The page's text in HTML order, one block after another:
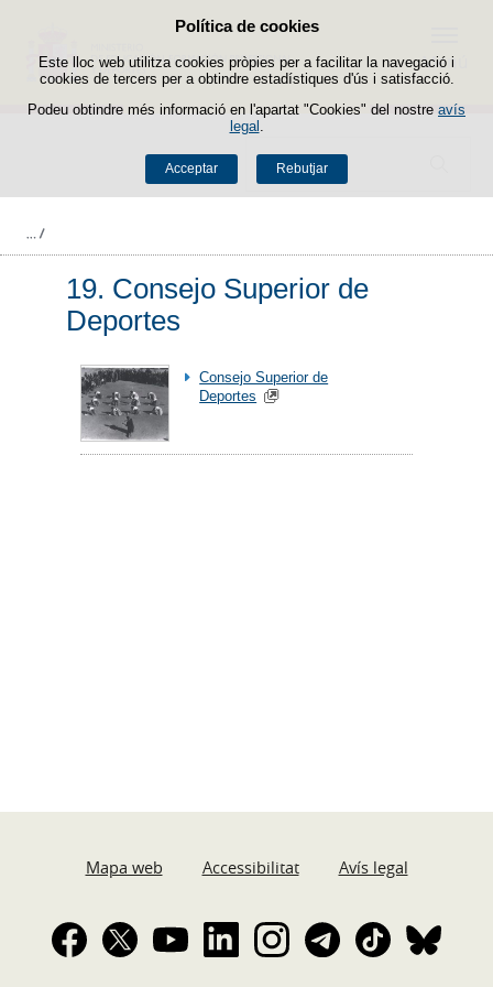
Política de cookies
Este lloc web utilitza cookies pròpies per a facilitar la navegació i
cookies de tercers per a obtindre estadístiques d'ús i satisfacció.
Podeu obtindre més informació en l'apartat "Cookies" del nostre avís
legal
Acceptar Rebutjar
Passar al contingut
Buscador
Menú
19. Consejo Superior de
Deportes
Consejo Superior de
Deportes
Mapa web Accessibilitat Avís legal